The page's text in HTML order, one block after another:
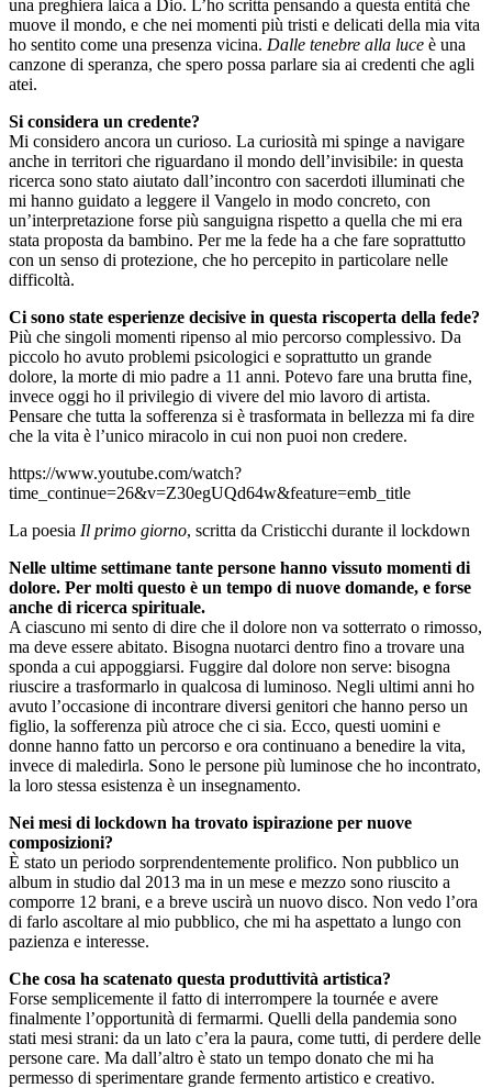
una preghiera laica a Dio. L’ho scritta pensando a questa entità che
muove il mondo, e che nei momenti più tristi e delicati della mia vita
ho sentito come una presenza vicina. Dalle tenebre alla luce è una
canzone di speranza, che spero possa parlare sia ai credenti che agli
atei.
Si considera un credente?
Mi considero ancora un curioso. La curiosità mi spinge a navigare
anche in territori che riguardano il mondo dell’invisibile: in questa
ricerca sono stato aiutato dall’incontro con sacerdoti illuminati che
mi hanno guidato a leggere il Vangelo in modo concreto, con
un’interpretazione forse più sanguigna rispetto a quella che mi era
stata proposta da bambino. Per me la fede ha a che fare soprattutto
con un senso di protezione, che ho percepito in particolare nelle
difficoltà.
Ci sono state esperienze decisive in questa riscoperta della fede?
Più che singoli momenti ripenso al mio percorso complessivo. Da
piccolo ho avuto problemi psicologici e soprattutto un grande
dolore, la morte di mio padre a 11 anni. Potevo fare una brutta fine,
invece oggi ho il privilegio di vivere del mio lavoro di artista.
Pensare che tutta la sofferenza si è trasformata in bellezza mi fa dire
che la vita è l’unico miracolo in cui non puoi non credere.
https://www.youtube.com/watch?
time_continue=26&v=Z30egUQd64w&feature=emb_title
La poesia Il primo giorno, scritta da Cristicchi durante il lockdown
Nelle ultime settimane tante persone hanno vissuto momenti di
dolore. Per molti questo è un tempo di nuove domande, e forse
anche di ricerca spirituale.
A ciascuno mi sento di dire che il dolore non va sotterrato o rimosso,
ma deve essere abitato. Bisogna nuotarci dentro fino a trovare una
sponda a cui appoggiarsi. Fuggire dal dolore non serve: bisogna
riuscire a trasformarlo in qualcosa di luminoso. Negli ultimi anni ho
avuto l’occasione di incontrare diversi genitori che hanno perso un
figlio, la sofferenza più atroce che ci sia. Ecco, questi uomini e
donne hanno fatto un percorso e ora continuano a benedire la vita,
invece di maledirla. Sono le persone più luminose che ho incontrato,
la loro stessa esistenza è un insegnamento.
Nei mesi di lockdown ha trovato ispirazione per nuove
composizioni?
È stato un periodo sorprendentemente prolifico. Non pubblico un
album in studio dal 2013 ma in un mese e mezzo sono riuscito a
comporre 12 brani, e a breve uscirà un nuovo disco. Non vedo l’ora
di farlo ascoltare al mio pubblico, che mi ha aspettato a lungo con
pazienza e interesse.
Che cosa ha scatenato questa produttività artistica?
Forse semplicemente il fatto di interrompere la tournée e avere
finalmente l’opportunità di fermarmi. Quelli della pandemia sono
stati mesi strani: da un lato c’era la paura, come tutti, di perdere delle
persone care. Ma dall’altro è stato un tempo donato che mi ha
permesso di sperimentare grande fermento artistico e creativo.